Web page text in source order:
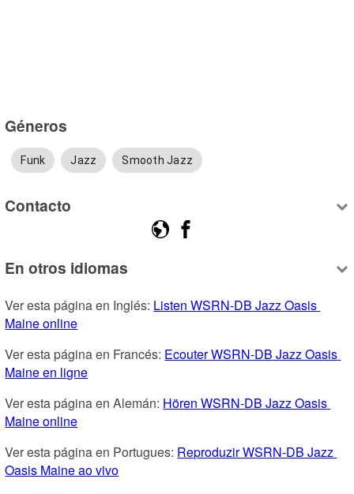
Géneros
Funk Jazz Smooth Jazz
Contacto
En otros idiomas
Ver esta página en Inglés: Listen WSRN-DB Jazz Oasis
Maine online
Ver esta página en Francés: Ecouter WSRN-DB Jazz Oasis
Maine en ligne
Ver esta página en Alemán: Hören WSRN-DB Jazz Oasis
Maine online
Ver esta página en Portugues: Reproduzir WSRN-DB Jazz
Oasis Maine ao vivo